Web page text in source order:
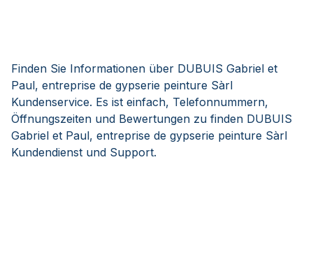
Finden Sie Informationen über DUBUIS Gabriel et
Paul, entreprise de gypserie peinture Sàrl
Kundenservice. Es ist einfach, Telefonnummern,
Öffnungszeiten und Bewertungen zu finden DUBUIS
Gabriel et Paul, entreprise de gypserie peinture Sàrl
Kundendienst und Support.